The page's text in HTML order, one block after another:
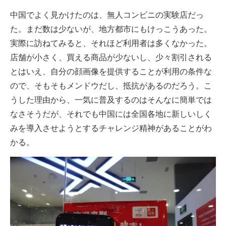
中国でよく見かけたのは、無人コンビニの実験店だっ
た。まだ数は少ないが、地方都市にもけっこうあった。
実際に訪ねてみると、それほど利用者は多くなかった。
店舗が小さく、買える商品が少ないし、少々割引される
とはいえ、自分の顔画像を提供することが利用の条件な
ので、そもそもメンドウだし、抵抗があるのだろう。こ
うした理由から、一気に普及するのはそんなに簡単では
なさそうだが、それでも中国には全国各地に新しいしく
みを導入させようとするチャレンジ精神があることがわ
かる。